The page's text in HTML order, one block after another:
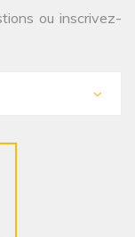
ou inscrivez-